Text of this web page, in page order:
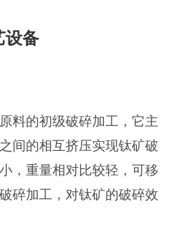
设备
料的初级破碎加工，它主
间的相互挤压实现钛矿破
，重量相对比较轻，可移
碎加工，对钛矿的破碎效